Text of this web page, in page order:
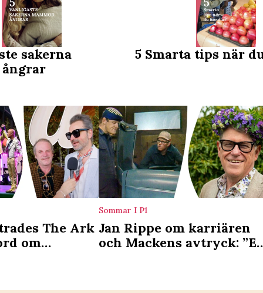
sakerna
5 Smarta tips när
The Ark
om
Sommar I P1
Jan Rippe om karriären
och Mackens avtryck: